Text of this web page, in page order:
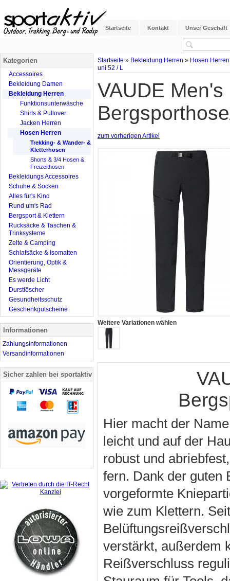
Startseite Kontakt Unser Geschäft
Startseite » Bekleidung Herren » Hosen Herren
uni 52 / L
VAUDE
zum vorherigen Artikel
Weitere Variationen wählen
Hier macht der
leicht und auf der
robust und
fern. Dank der guten
vorgeformte
wie zum Klettern.
verstärkt, außerdem
Reißverschluss
Kategorien
Accessoires
Bekleidung Damen
Bekleidung Herren
Funktionsunterwäsche
Shirts & Pullover
Jacken Herren
Hosen Herren
Trekking- & Wander- &
Kletterhosen
Shorts & 3/4 Hosen &
Freizeithosen
Bekleidungs Accessoires
Schuhe & Socken
Alles für's Kind
Rund um's Rad
Bergsport & Klettern
Rucksäcke & Taschen &
Trinksysteme
Zelte & Camping
Schlafsäcke & Isomatten
Orientierung, Optik &
Messgeräte
Es werde Licht
Durstlöscher
Gesundheitsschutz
Geschenkgutscheine
Informationen
Zahlungsinformationen
Versandinformationen
Sicher zahlen bei sportaktiv